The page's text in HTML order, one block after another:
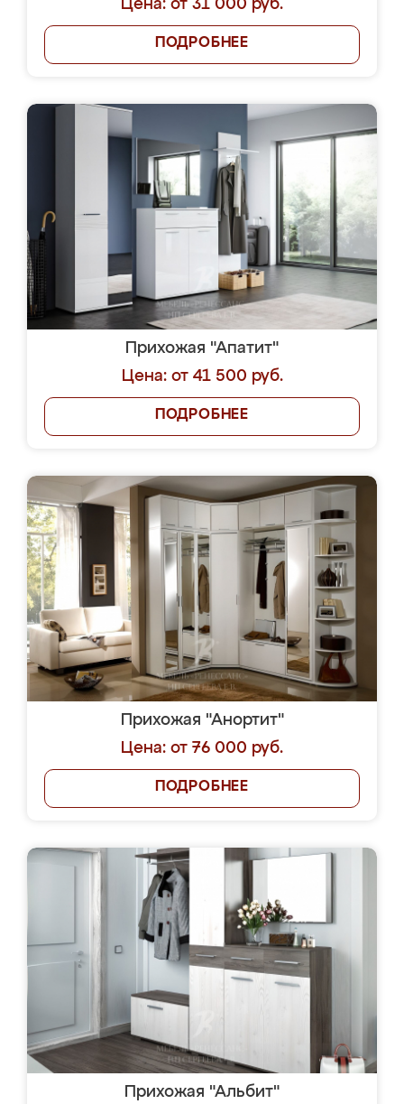
Цена: от 31 000 руб.
ПОДРОБНЕЕ
Прихожая "Апатит"
Цена: от 41 500 руб.
ПОДРОБНЕЕ
Прихожая "Анортит"
Цена: от 76 000 руб.
ПОДРОБНЕЕ
Прихожая "Альбит"